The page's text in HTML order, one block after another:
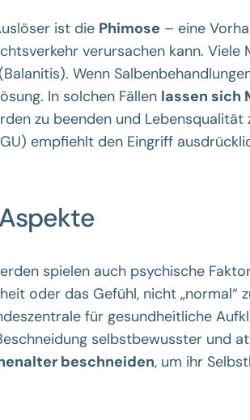
ist die Phimose – eine
verursachen kann. Viele
Wenn
In solchen Fällen lassen sich
zu beenden und Lebensqualität
empfiehlt den Eingriff
spielen auch psychische
oder das Gefühl, nicht „normal“
für gesundheitliche
selbstbewusster und
beschneiden, um ihr